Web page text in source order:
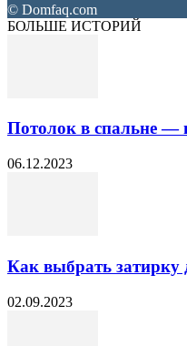
© Domfaq.com
БОЛЬШЕ ИСТОРИЙ
Потолок в спальне —
06.12.2023
Как выбрать затирку
02.09.2023